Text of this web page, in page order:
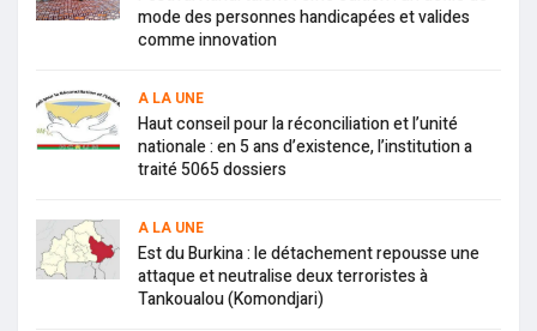
mode des personnes handicapées et valides
comme innovation
A LA UNE
Haut conseil pour la réconciliation et l’unité
nationale : en 5 ans d’existence, l’institution a
traité 5065 dossiers
A LA UNE
Est du Burkina : le détachement repousse une
attaque et neutralise deux terroristes à
Tankoualou (Komondjari)